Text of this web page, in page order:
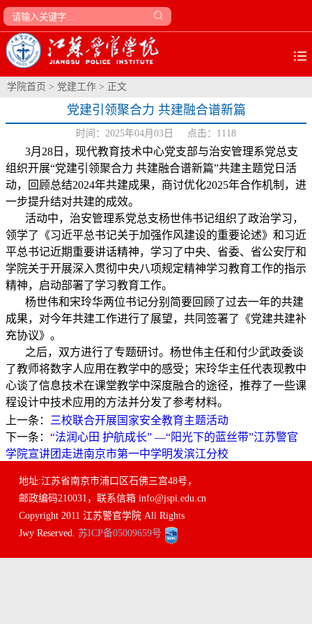
学院首页 > 党建工作 > 正文
党建引领聚合力 共建融合谱新篇
时间：2025年04月03日 点击： 1118
3月 28 日，现代教育技术中心党支部与治安管理系党总支
组织开展“党建引领聚合力 共建融合谱新篇”共建主题党日活
动，回顾总结2024年共建成果，商讨优化2025年合作机制，进
一步提升结对共建的成效。
活动中，治安管理系党总支杨世伟书记组织了政治学习，
领学了《习近平总书记关于加强作风建设的重要论述》和习近
平总书记近期重要讲话精神，学习了中央、省委、省公安厅和
学院关于开展深入贯彻中央八项规定精神学习教育工作的指示
精神，启动部署了学习教育工作。
杨世伟和宋玲华两位书记分别简要回顾了过去一年的共建
成果，对今年共建工作进行了展望，共同签署了《党建共建补
充协议》。
之后，双方进行了专题研讨。杨世伟主任和付少武政委谈
了教师将数字人应用在教学中的感受；宋玲华主任代表现教中
心谈了信息技术在课堂教学中深度融合的途径，推荐了一些课
程设计中技术应用的方法并分发了参考材料。
上一条：
三校联合开展国家安全教育主题活动
下一条： “法润心田 护航成长” —“阳光下的蓝丝带”江苏警官
学院宣讲团走进南京市第一中学明发滨江分校
地址:江苏省南京市浦口区石佛三宫48号，
邮政编码210031，联系信箱 info@jspi.edu.cn
Copyright 2011 江苏警官学院 All Rights
Jwy Reserved. 苏ICP备05009659号